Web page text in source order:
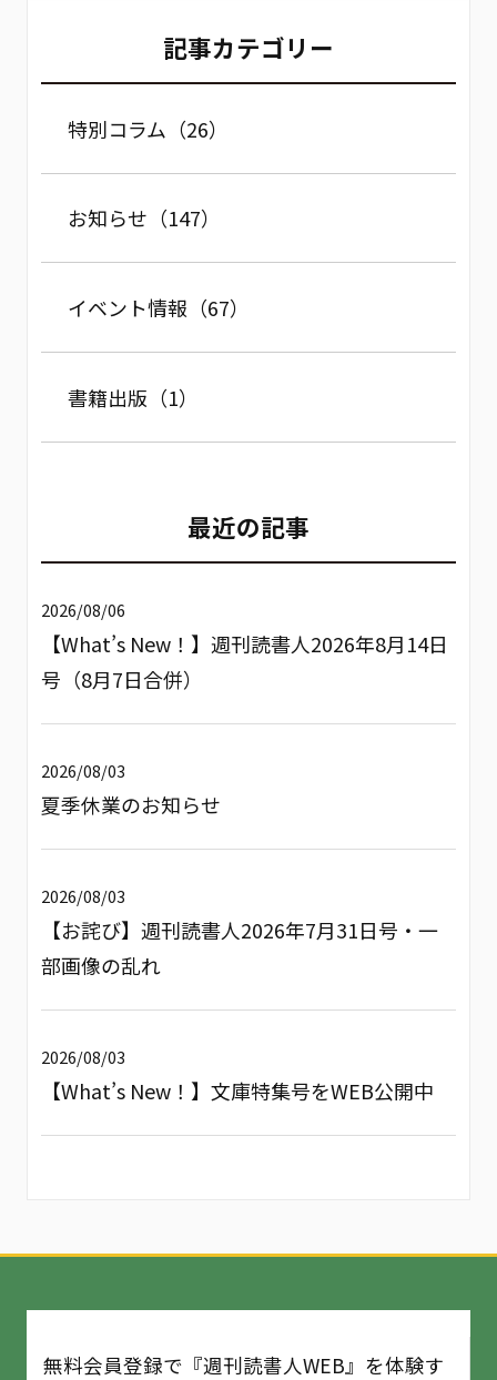
記事カテゴリー
特別コラム（26）
お知らせ（147）
イベント情報（67）
書籍出版（1）
最近の記事
2026/08/06
【What’s New！】週刊読書人2026年8月14日
号（8月7日合併）
2026/08/03
夏季休業のお知らせ
2026/08/03
【お詫び】週刊読書人2026年7月31日号・一
部画像の乱れ
2026/08/03
【What’s New！】文庫特集号をWEB公開中
無料会員登録で『週刊読書人WEB』を体験す